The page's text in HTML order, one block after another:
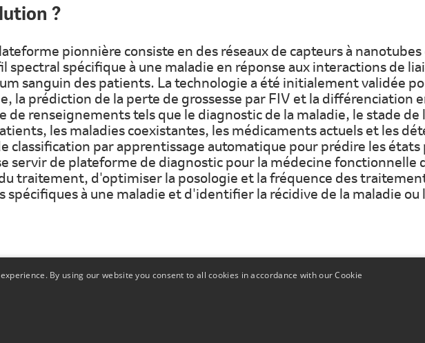
?
pionnière consiste en des réseaux de capteurs à
spectral spécifique à une maladie en réponse aux interactions de
sanguin des patients. La technologie a été initialement validée
la prédiction de la perte de grossesse par FIV et la différenciation
de renseignements tels que le diagnostic de la maladie, le stade de
les maladies coexistantes, les médicaments actuels et les
classification par apprentissage automatique pour prédire les
servir de plateforme de diagnostic pour la médecine fonctionnelle
traitement, d'optimiser la posologie et la fréquence des
spécifiques à une maladie et d'identifier la récidive de la maladie
des États-Unis et du Canada.
By using our website you consent to all cookies in accordance with our Cookie